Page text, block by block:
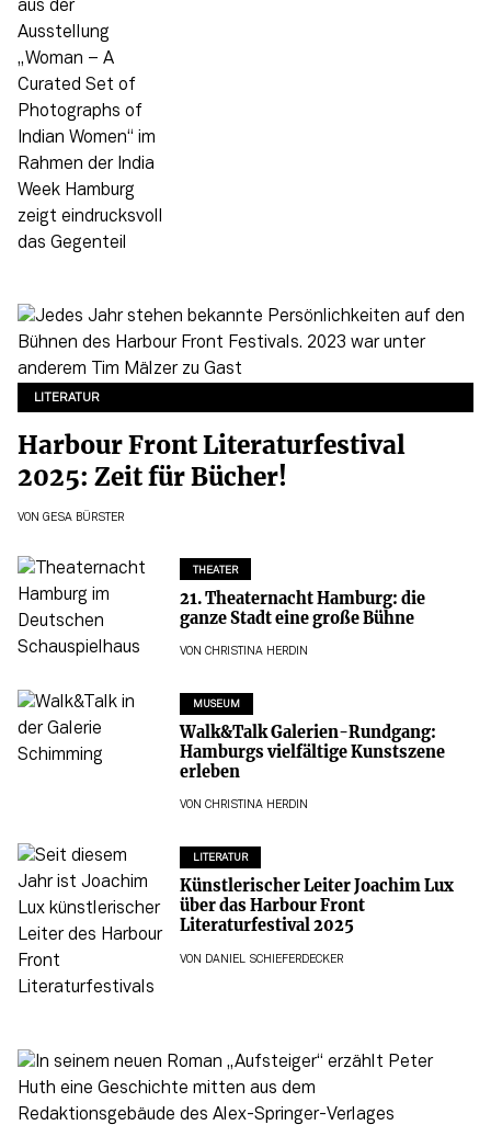
LITERATUR
Harbour Front Literaturfestival
2025: Zeit für Bücher!
VON GESA BÜRSTER
THEATER
21. Theaternacht Hamburg: die
ganze Stadt eine große Bühne
VON CHRISTINA HERDIN
MUSEUM
Walk&Talk Galerien-Rundgang:
Hamburgs vielfältige Kunstszene
erleben
VON CHRISTINA HERDIN
LITERATUR
Künstlerischer Leiter Joachim Lux
über das Harbour Front
Literaturfestival 2025
VON DANIEL SCHIEFERDECKER